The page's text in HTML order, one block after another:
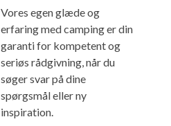
Vores egen glæde og
erfaring med camping er din
garanti for kompetent og
seriøs rådgivning, når du
søger svar på dine
spørgsmål eller ny
inspiration.